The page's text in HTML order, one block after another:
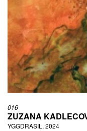
016
ZUZANA
YGGDRASIL, 2024